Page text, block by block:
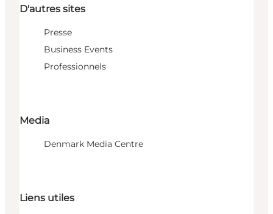
D'autres sites
Presse
Business Events
Professionnels
Media
Denmark Media Centre
Liens utiles